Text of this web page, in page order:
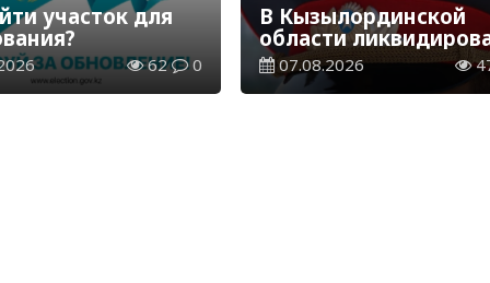
участок для
62 0
В Кызылординской
области
группа нелегальных
добытчиков золота
07.08.2026